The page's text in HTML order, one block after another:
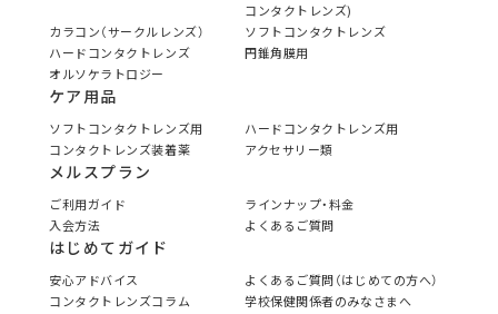
コンタクトレンズ)
カラコン（サークルレンズ）
ソフトコンタクトレンズ
ハードコンタクトレンズ
円錐角膜用
オルソケラトロジー
ケア用品
ソフトコンタクトレンズ用
ハードコンタクトレンズ用
コンタクトレンズ装着薬
アクセサリー類
メルスプラン
ご利用ガイド
ラインナップ・料金
入会方法
よくあるご質問
はじめてガイド
安心アドバイス
よくあるご質問（はじめての方へ）
コンタクトレンズコラム
学校保健関係者のみなさまへ